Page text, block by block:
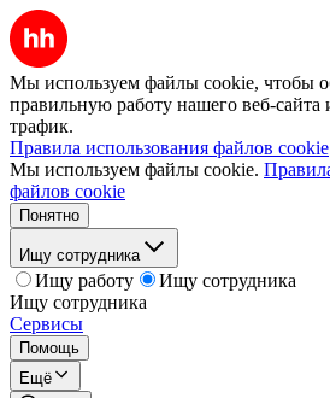
Мы используем файлы cookie, чтобы
правильную работу нашего веб-сайта
трафик.
Правила использования файлов cookie
Мы используем файлы cookie.
файлов cookie
Понятно
Ищу сотрудника
Ищу работу
Ищу сотрудника
Ищу сотрудника
Сервисы
Помощь
Ещё